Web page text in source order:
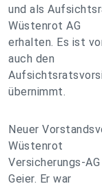
und als
Wüstenrot AG
erhalten. Es ist
auch den
übernimmt.
Neuer
Wüstenrot
Versicherungs-
Geier. Er war